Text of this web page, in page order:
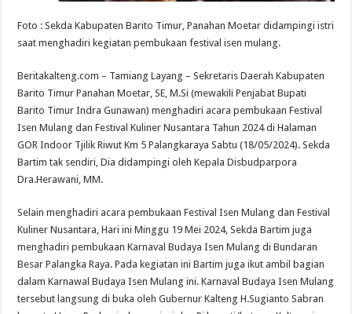
Foto : Sekda Kabupaten Barito Timur, Panahan Moetar didampingi istri
saat menghadiri kegiatan pembukaan festival isen mulang.
Beritakalteng.com – Tamiang Layang – Sekretaris Daerah Kabupaten
Barito Timur Panahan Moetar, SE, M.Si (mewakili Penjabat Bupati
Barito Timur Indra Gunawan) menghadiri acara pembukaan Festival
Isen Mulang dan Festival Kuliner Nusantara Tahun 2024 di Halaman
GOR Indoor Tjilik Riwut Km 5 Palangkaraya Sabtu (18/05/2024). Sekda
Bartim tak sendiri, Dia didampingi oleh Kepala Disbudparpora
Dra.Herawani, MM.
Selain menghadiri acara pembukaan Festival Isen Mulang dan Festival
Kuliner Nusantara, Hari ini Minggu 19 Mei 2024, Sekda Bartim juga
menghadiri pembukaan Karnaval Budaya Isen Mulang di Bundaran
Besar Palangka Raya. Pada kegiatan ini Bartim juga ikut ambil bagian
dalam Karnawal Budaya Isen Mulang ini. Karnaval Budaya Isen Mulang
tersebut langsung di buka oleh Gubernur Kalteng H.Sugianto Sabran